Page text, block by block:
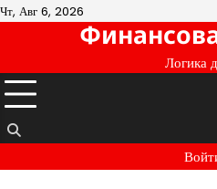
Перейти
Чт, Авг 6, 2026
Логика